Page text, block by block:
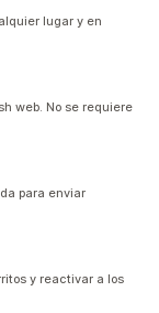
lugar y en
web. No se requiere
para enviar
y reactivar a los